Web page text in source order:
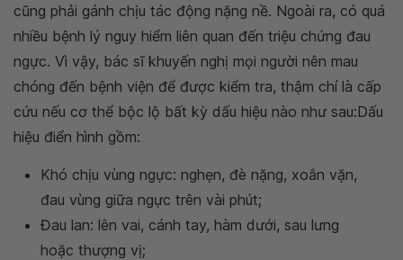
cũng phải gánh chịu tác động nặng nề. Ngoài ra, có quá
nhiều bệnh lý nguy hiểm liên quan đến triệu chứng đau
ngực. Vì vậy, bác sĩ khuyến nghị mọi người nên mau
chóng đến bệnh viện để được kiểm tra, thậm chí là cấp
cứu nếu cơ thể bộc lộ bất kỳ dấu hiệu nào như sau:Dấu
hiệu điển hình gồm:
Khó chịu vùng ngực: nghẹn, đè nặng, xoắn vặn,
đau vùng giữa ngực trên vài phút;
Đau lan: lên vai, cánh tay, hàm dưới, sau lưng
hoặc thượng vị;